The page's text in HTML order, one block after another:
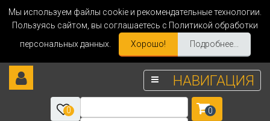
Мы используем файлы cookie и рекомендательные технологии.
Пользуясь сайтом, вы соглашаетесь с Политикой обработки
персональных данных.
Хорошо! Подробнее...
НАВИГАЦИЯ
0 0